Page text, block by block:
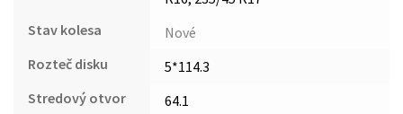
Stav kolesa
Nové
Rozteč disku
5*114.3
Stredový otvor
64.1